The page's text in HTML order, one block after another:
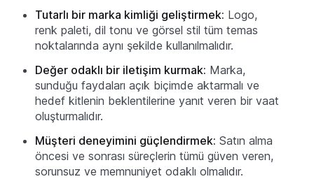
Tutarlı bir marka kimliği geliştirmek: Logo,
renk paleti, dil tonu ve görsel stil tüm temas
noktalarında aynı şekilde kullanılmalıdır.
Değer odaklı bir iletişim kurmak: Marka,
sunduğu faydaları açık biçimde aktarmalı ve
hedef kitlenin beklentilerine yanıt veren bir vaat
oluşturmalıdır.
Müşteri deneyimini güçlendirmek: Satın alma
öncesi ve sonrası süreçlerin tümü güven veren,
sorunsuz ve memnuniyet odaklı olmalıdır.